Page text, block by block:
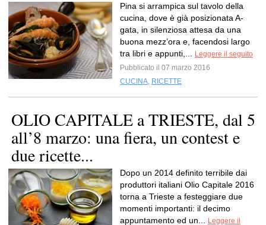
Pina si arrampica sul tavolo della
cucina, dove è già posizionata A-
gata, in silenziosa attesa da una
buona mezz’ora e, facendosi largo
tra libri e appunti,...
Leggere il seguito
Pubblicato il 07 marzo 2016
CUCINA, RICETTE
OLIO CAPITALE a TRIESTE, dal 5
all’8 marzo: una fiera, un contest e
due ricette...
Dopo un 2014 definito terribile dai
produttori italiani Olio Capitale 2016
torna a Trieste a festeggiare due
momenti importanti: il decimo
appuntamento ed un...
Leggere il